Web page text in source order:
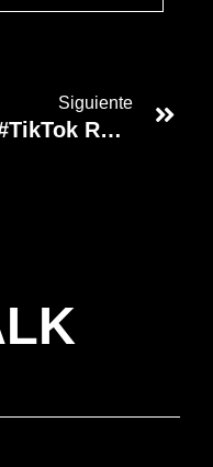
Siguiente
📹 #TikTok Revolucionará Su Formato Con Vídeos Horizontales Y Más Largos